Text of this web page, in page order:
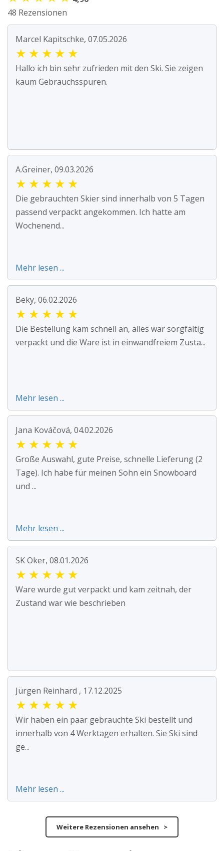
48 Rezensionen
Marcel Kapitschke, 07.05.2026
★ ★ ★ ★ ★
Hallo ich bin sehr zufrieden mit den Ski. Sie zeigen
kaum Gebrauchsspuren.
A.Greiner, 09.03.2026
★ ★ ★ ★ ★
Die gebrauchten Skier sind innerhalb von 5 Tagen
passend verpackt angekommen. Ich hatte am
Wochenend...
Mehr lesen ...
Beky, 06.02.2026
★ ★ ★ ★ ★
Die Bestellung kam schnell an, alles war sorgfältig
verpackt und die Ware ist in einwandfreiem Zusta...
Mehr lesen ...
Jana Kováčová, 04.02.2026
★ ★ ★ ★ ★
Große Auswahl, gute Preise, schnelle Lieferung (2
Tage). Ich habe für meinen Sohn ein Snowboard
und ...
Mehr lesen ...
SK Oker, 08.01.2026
★ ★ ★ ★ ★
Ware wurde gut verpackt und kam zeitnah, der
Zustand war wie beschrieben
Jürgen Reinhard , 17.12.2025
★ ★ ★ ★ ★
Wir haben ein paar gebrauchte Ski bestellt und
innerhalb von 4 Werktagen erhalten. Sie Ski sind
ge...
Mehr lesen ...
Weitere Rezensionen ansehen >